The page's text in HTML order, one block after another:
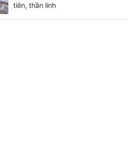
tiên, thần linh